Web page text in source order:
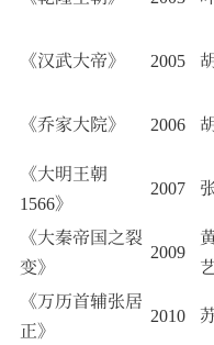
《汉武大帝》
2005
《乔家大院》
2006
《大明王朝
1566》
2007
《大秦帝国之裂
变》
2009
《万历首辅张居
正》
2010